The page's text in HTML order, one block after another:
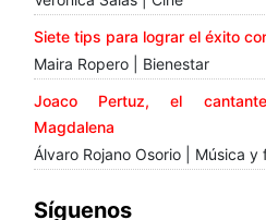
Siete tips para lograr el éxito
Maira Ropero | Bienestar
Joaco Pertuz, el
Magdalena
Álvaro Rojano Osorio | Música y
Síguenos